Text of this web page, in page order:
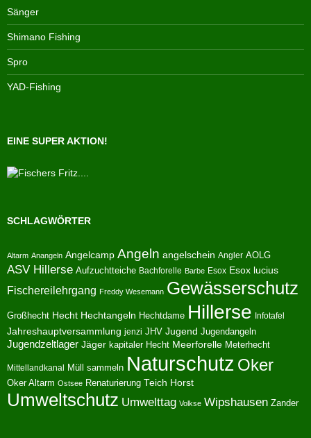
Sänger
Shimano Fishing
Spro
YAD-Fishing
EINE SUPER AKTION!
SCHLAGWÖRTER
Altarm Anangeln Angelcamp Angeln angelschein Angler AOLG
ASV Hillerse Aufzuchtteiche Bachforelle Barbe Esox Esox lucius
Fischereilehrgang Freddy Wesemann Gewässerschutz
Großhecht Hecht Hechtangeln Hechtdame Hillerse Infotafel
Jahreshauptversammlung jenzi JHV Jugend Jugendangeln
Jugendzeltlager Jäger kapitaler Hecht Meerforelle Meterhecht
Mittellandkanal Müll sammeln Naturschutz Oker
Oker Altarm Ostsee Renaturierung Teich Horst
Umweltschutz Umwelttag Volkse Wipshausen Zander